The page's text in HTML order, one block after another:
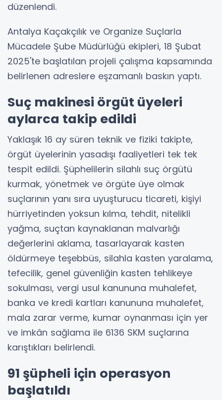
düzenlendi.
Antalya Kaçakçılık ve Organize Suçlarla
Mücadele Şube Müdürlüğü ekipleri, 18 Şubat
2025'te başlatılan projeli çalışma kapsamında
belirlenen adreslere eşzamanlı baskın yaptı.
Suç makinesi örgüt üyeleri
aylarca takip edildi
Yaklaşık 16 ay süren teknik ve fiziki takipte,
örgüt üyelerinin yasadışı faaliyetleri tek tek
tespit edildi. Şüphelilerin silahlı suç örgütü
kurmak, yönetmek ve örgüte üye olmak
suçlarının yanı sıra uyuşturucu ticareti, kişiyi
hürriyetinden yoksun kılma, tehdit, nitelikli
yağma, suçtan kaynaklanan malvarlığı
değerlerini aklama, tasarlayarak kasten
öldürmeye teşebbüs, silahla kasten yaralama,
tefecilik, genel güvenliğin kasten tehlikeye
sokulması, vergi usul kanununa muhalefet,
banka ve kredi kartları kanununa muhalefet,
mala zarar verme, kumar oynanması için yer
ve imkân sağlama ile 6136 SKM suçlarına
karıştıkları belirlendi.
91 şüpheli için operasyon
başlatıldı